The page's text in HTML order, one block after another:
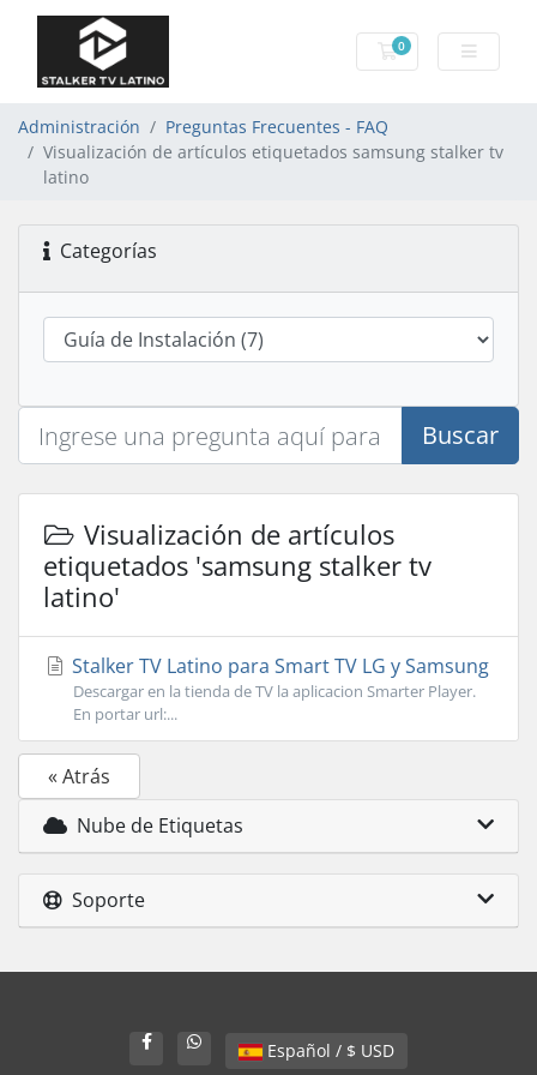
0
Carro de Pedidos
Administración
Preguntas Frecuentes - FAQ
Visualización de artículos etiquetados samsung stalker tv
latino
Categorías
Buscar
Visualización de artículos
etiquetados 'samsung stalker tv
latino'
Stalker TV Latino para Smart TV LG y Samsung
Descargar en la tienda de TV la aplicacion Smarter Player.
En portar url:...
« Atrás
Nube de Etiquetas
Soporte
Español / $ USD